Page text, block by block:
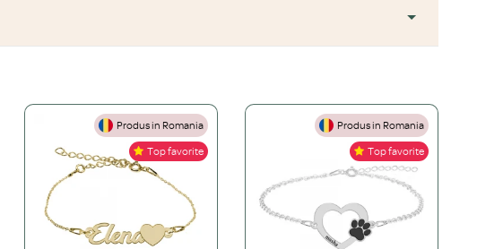
+
O bijuterie placată este mai accesibilă, dar necesită îngrijire atentă. O bijuterie
Produs in Romania
Top favorite
Produs in Romania
Top favorite